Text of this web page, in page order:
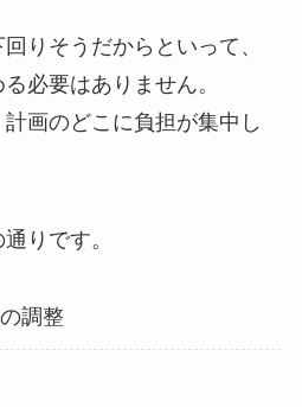
りそうだからといって、
必要はありません。
画のどこに負担が集中し
りです。
調整